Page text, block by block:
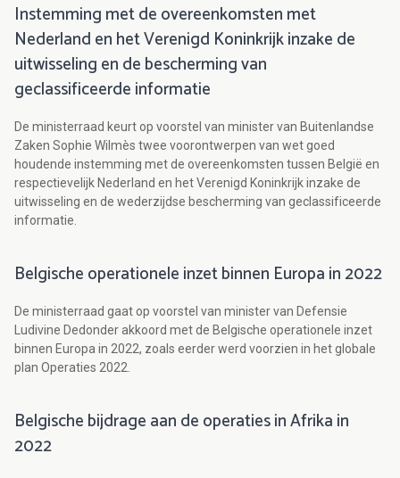
Instemming met de overeenkomsten met
Nederland en het Verenigd Koninkrijk inzake de
uitwisseling en de bescherming van
geclassificeerde informatie
De ministerraad keurt op voorstel van minister van Buitenlandse
Zaken Sophie Wilmès twee voorontwerpen van wet goed
houdende instemming met de overeenkomsten tussen België en
respectievelijk Nederland en het Verenigd Koninkrijk inzake de
uitwisseling en de wederzijdse bescherming van geclassificeerde
informatie.
Belgische operationele inzet binnen Europa in 2022
De ministerraad gaat op voorstel van minister van Defensie
Ludivine Dedonder akkoord met de Belgische operationele inzet
binnen Europa in 2022, zoals eerder werd voorzien in het globale
plan Operaties 2022.
Belgische bijdrage aan de operaties in Afrika in
2022